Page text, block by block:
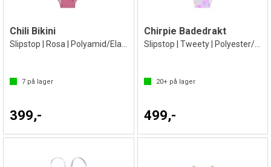
Chili Bikini
7 på lager
399,-
Chirpie Badedrakt
Slipstop | Tweety | Polyester/Elastan
20+på lager
499,-